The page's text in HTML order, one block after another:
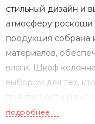
стильный дизайн и
атмосферу
продукция собрана
материалов,
влаги. Шкаф
выбором для тех,
практичности и
комнаты.
подробнее